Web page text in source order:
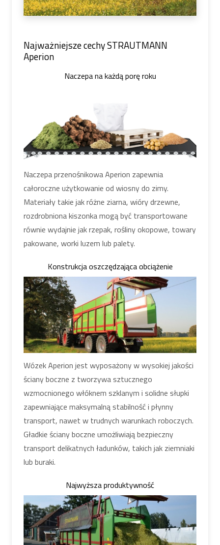
Najważniejsze cechy STRAUTMANN
Aperion
Naczepa na każdą porę roku
Naczepa przenośnikowa Aperion zapewnia
całoroczne użytkowanie od wiosny do zimy.
Materiały takie jak różne ziarna, wióry drzewne,
rozdrobniona kiszonka mogą być transportowane
równie wydajnie jak rzepak, rośliny okopowe, towary
pakowane, worki luzem lub palety.
Konstrukcja oszczędzająca obciążenie
Wózek Aperion jest wyposażony w wysokiej jakości
ściany boczne z tworzywa sztucznego
wzmocnionego włóknem szklanym i solidne słupki
zapewniające maksymalną stabilność i płynny
transport, nawet w trudnych warunkach roboczych.
Gładkie ściany boczne umożliwiają bezpieczny
transport delikatnych ładunków, takich jak ziemniaki
lub buraki.
Najwyższa produktywność